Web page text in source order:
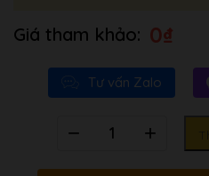
0₫
Tư vấn Zalo